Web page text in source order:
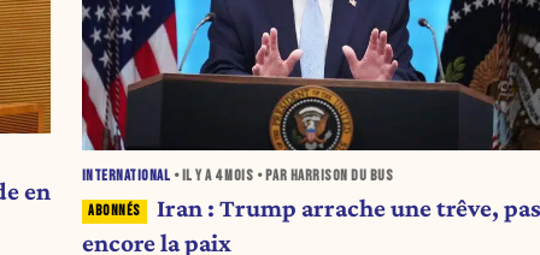
en
INTERNATIONAL • IL Y A 4 MOIS • PAR HARRISON DU BUS
Iran : Trump arrache une trêve,
encore la paix